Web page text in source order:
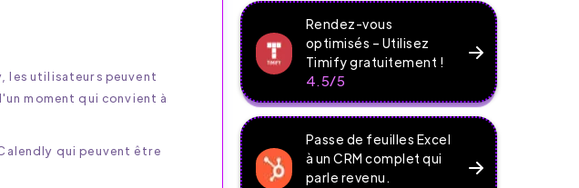
les utilisateurs peuvent
moment qui convient à
qui peuvent être
Rendez-vous
optimisés – Utilisez
Timify gratuitement !
4.5/5
Passe de feuilles Excel
à un CRM complet qui
parle revenu.